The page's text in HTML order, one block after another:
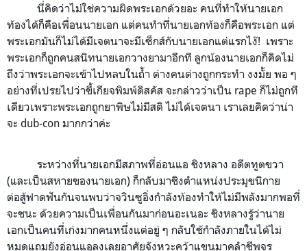
นี่คิดว่าไม่ใช่ความผิดพระเอกด้วยอะ คนที่ทำให้นายเอก
ท้องได้ก็คือเพื่อนนายเอก แต่คนทำที่นายเอกท้องก็คือพระเอก แต่
พระเอกมันก็ไม่ได้มีเจตนาจะมีเซ็กส์กับนายเอกแต่แรกไง๊! เพราะ
พระเอกก็ถูกคนสนิทนายเอกวางยามาอีกที ลูกน้องนายเอกก็คิดไม่
ถึงว่าพระเอกจะเข้าไปหลบในถ้ำ ต่างคนต่างถูกกระทำ งงมั้ย พอ ๆ
อย่างที่เปรยไปว่าขี้เกียจพิมพ์ดิสคัส จะกล่าวว่าเป็น rape ก็ไม่ถูกที
เดียวเพราะพระเอกถูกยาพิษไม่มีสติ ไม่ได้เจตนา เราเลยคิดว่าน่า
จะ dub-con มากกว่าค่ะ
ระหว่างที่นายเอกมีสภาพที่อ่อนแอ ชิงหลาง อดีตทูตขวา
(และเป็นสหายของนายเอก) ก็กลับมาชิงตำแหน่งประมุขนิกาย
ต่อสู้ฟาดฟันกันจนพบว่าจวินซูอิ่งกำลังท้องทำให้ไม่มีพลังมากพอที่
จะชนะ ด้วยความเป็นเพื่อนกันมาก่อนอะเนอะ ชิงหลางรู้ว่านาย
เอกเป็นคนที่เก่งมากคนหนึ่งแต่อยู่ ๆ กลับใช้กำลังภายในได้ไม่
หมดแถมยังอ่อนแอลงเลยอาศัยจังหวะคว้าแขนมาคลำชีพจร